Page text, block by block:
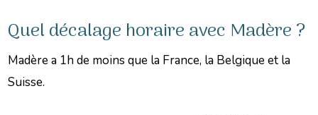
Quel décalage horaire avec Madère ?
Madère a 1h de moins que la France, la Belgique et la
Suisse.